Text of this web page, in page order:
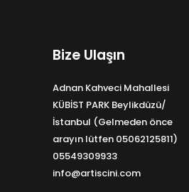
Bize Ulaşın
Adnan Kahveci Mahallesi
KÜBİST PARK Beylikdüzü/
İstanbul (Gelmeden önce
arayın lütfen 05062125811)
05549309933
info@artiscini.com